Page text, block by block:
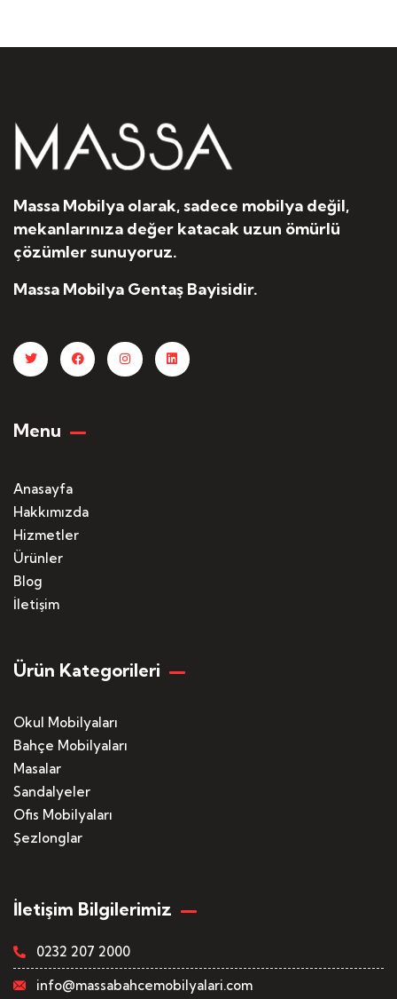
Massa Mobilya olarak, sadece mobilya değil,
mekanlarınıza değer katacak uzun ömürlü
çözümler sunuyoruz.
Massa Mobilya Gentaş Bayisidir.
Menu
Anasayfa
Hakkımızda
Hizmetler
Ürünler
Blog
İletişim
Ürün Kategorileri
Okul Mobilyaları
Bahçe Mobilyaları
Masalar
Sandalyeler
Ofis Mobilyaları
Şezlonglar
İletişim Bilgilerimiz
0232 207 2000
info@massabahcemobilyalari.com